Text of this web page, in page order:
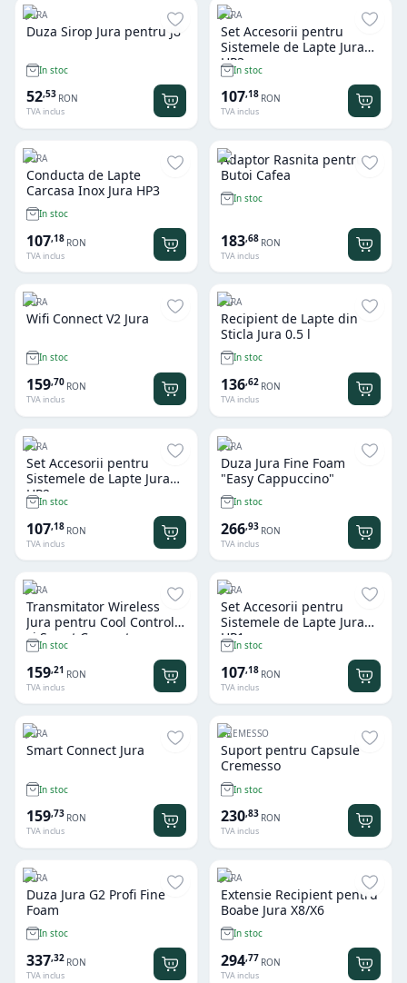
JURA
Duza Sirop Jura pentru J8
In stoc
52,53 RON
TVA inclus
JURA
Set Accesorii pentru
Sistemele de Lapte Jura
HP3In stoc
107,18 RON
TVA inclus
JURA
Conducta de Lapte
Carcasa Inox Jura HP3
In stoc
107,18 RON
TVA inclus
Adaptor Rasnita pentru
Butoi Cafea
In stoc
183,68 RON
TVA inclus
JURA
Wifi Connect V2 Jura
In stoc
159,70 RON
TVA inclus
JURA
Recipient de Lapte din
Sticla Jura 0.5 l
In stoc
136,62 RON
TVA inclus
JURA
Set Accesorii pentru
Sistemele de Lapte Jura
HP2In stoc
107,18 RON
TVA inclus
JURA
Duza Jura Fine Foam
"Easy Cappuccino"
In stoc
266,93 RON
TVA inclus
JURA
Transmitator Wireless
Jura pentru Cool Control
si Smart Connect
In stoc
159,21 RON
TVA inclus
JURA
Set Accesorii pentru
Sistemele de Lapte Jura
HP1In stoc
107,18 RON
TVA inclus
JURA
Smart Connect Jura
In stoc
159,73 RON
TVA inclus
CREMESSO
Suport pentru Capsule
Cremesso
In stoc
230,83 RON
TVA inclus
JURA
Duza Jura G2 Profi Fine
Foam
In stoc
337,32 RON
TVA inclus
JURA
Extensie Recipient pentru
Boabe Jura X8/X6
In stoc
294,77 RON
TVA inclus